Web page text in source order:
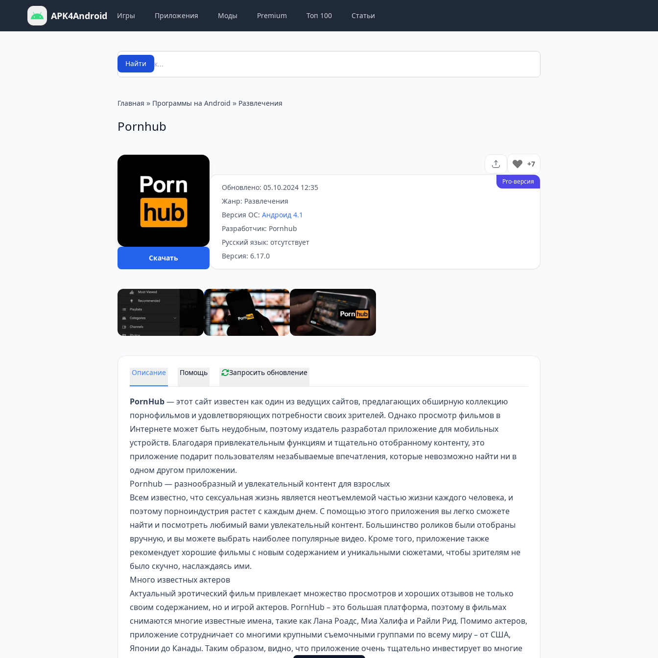
APK4Android Игры Приложения Моды Premium Топ 100 Статьи
Поиск
Найти
Главная » Программы на Android » Развлечения
Pornhub
Скачать
+7
Pro-версия
Обновлено: 05.10.2024 12:35
Жанр: Развлечения
Версия ОС: Андроид 4.1
Разработчик: Pornhub
Русский язык: отсутствует
Версия: 6.17.0
Описание Помощь Запросить обновление
PornHub— этот сайт известен как один из ведущих сайтов, предлагающих обширную коллекцию
порнофильмов и удовлетворяющих потребности своих зрителей. Однако просмотр фильмов в
Интернете может быть неудобным, поэтому издатель разработал приложение для мобильных
устройств. Благодаря привлекательным функциям и тщательно отобранному контенту, это
приложение подарит пользователям незабываемые впечатления, которые невозможно найти ни в
одном другом приложении.
Pornhub — разнообразный и увлекательный контент для взрослых
Всем известно, что сексуальная жизнь является неотъемлемой частью жизни каждого человека, и
поэтому порноиндустрия растет с каждым днем. С помощью этого приложения вы легко сможете
найти и посмотреть любимый вами увлекательный контент. Большинство роликов были отобраны
вручную, и вы можете выбрать наиболее популярные видео. Кроме того, приложение также
рекомендует хорошие фильмы с новым содержанием и уникальными сюжетами, чтобы зрителям не
было скучно, наслаждаясь ими.
Много известных актеров
Актуальный эротический фильм привлекает множество просмотров и хороших отзывов не только
своим содержанием, но и игрой актеров. PornHub – это большая платформа, поэтому в фильмах
снимаются многие известные имена, такие как Лана Роадс, Миа Халифа и Райли Рид. Помимо актеров,
приложение сотрудничает со многими крупными съемочными группами по всему миру – от США,
Японии до Канады. Таким образом, видно, что приложение очень тщательно инвестирует во многие